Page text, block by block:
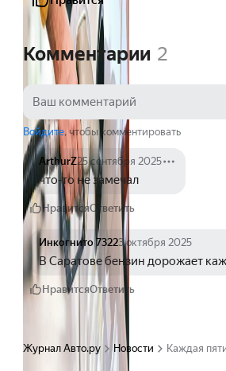
Комментарии 2
Войдите, чтобы комментировать
ArthurZ25 сентября 2025
что-то не замечал
НравитсяОтветить
Инкогнито 73223 октября 2025
В Саратове бензин дорожает
НравитсяОтветить
Журнал Авто.ру Новости Каждая